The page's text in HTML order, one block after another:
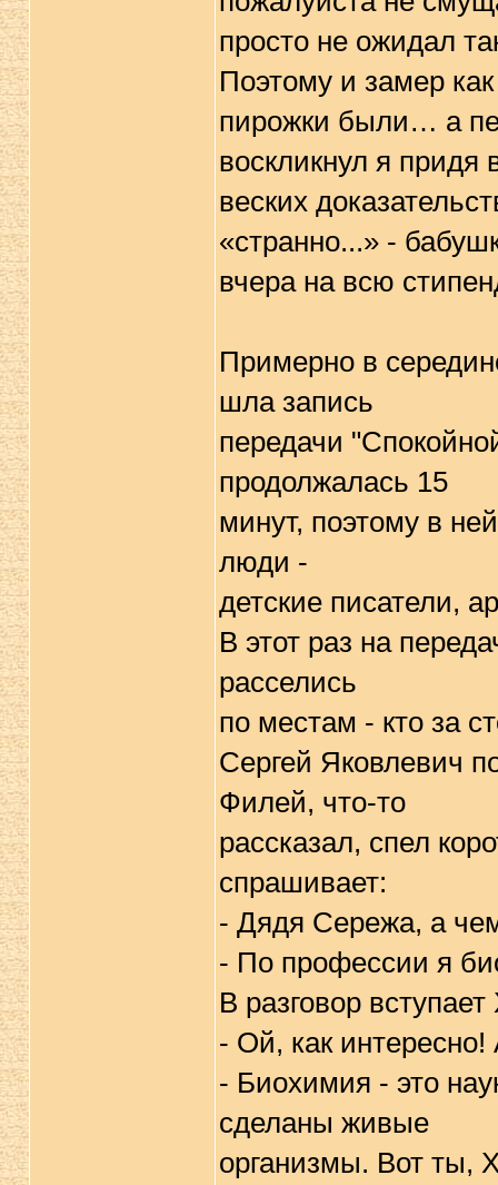
просто не ожидал
Поэтому и замер
пирожки были… а
воскликнул я придя
веских
«странно...» -
вчера на всю
Примерно в
шла запись
передачи
продолжалась 15
минут, поэтому в
люди -
детские писатели,
В этот раз на
расселись
по местам - кто за
Сергей Яковлевич
Филей, что-то
рассказал, спел
спрашивает:
- Дядя Сережа, а
- По профессии я
В разговор
- Ой, как интересно!
- Биохимия - это
сделаны живые
организмы. Вот ты,